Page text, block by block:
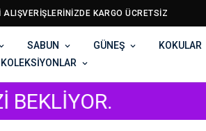
KARGO ÜCRETSİZ
SABUN GÜNEŞ KOKULAR
KOLEKSİYONLAR